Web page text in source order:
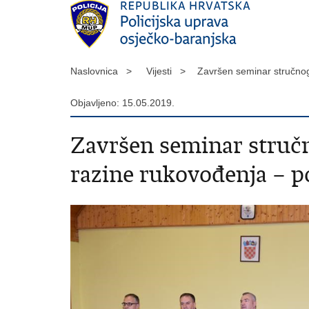
Naslovnica > Vijesti > Završen seminar
Objavljeno: 15.05.2019.
Završen seminar
razine rukovođenja –